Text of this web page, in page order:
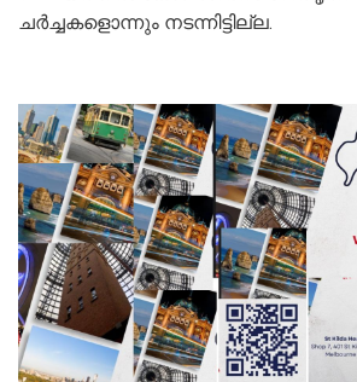
ചര്‍ച്ചകളൊന്നും നടന്നിട്ടില്ല.